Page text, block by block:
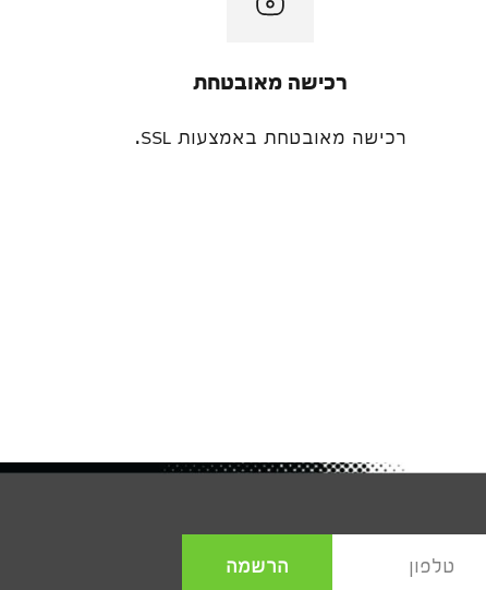
רכישה מאובטחת
רכישה מאובטחת באמצעות SSL.
טלפון הרשמה